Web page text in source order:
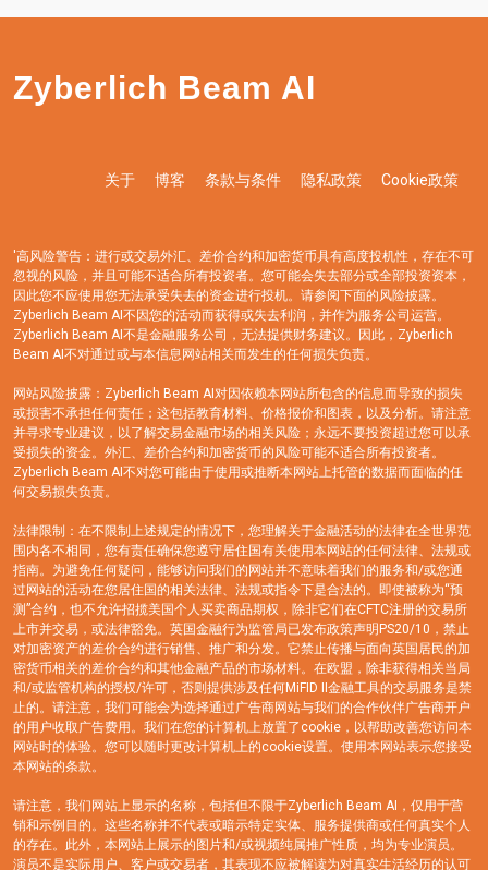
Zyberlich Beam AI
关于 博客 条款与条件 隐私政策 Cookie政策
'高风险警告：进行或交易外汇、差价合约和加密货币具有高度投机性，存在不可
忽视的风险，并且可能不适合所有投资者。您可能会失去部分或全部投资资本，
因此您不应使用您无法承受失去的资金进行投机。请参阅下面的风险披露。
Zyberlich Beam AI不因您的活动而获得或失去利润，并作为服务公司运营。
Zyberlich Beam AI不是金融服务公司，无法提供财务建议。因此，Zyberlich
Beam AI不对通过或与本信息网站相关而发生的任何损失负责。
网站风险披露：Zyberlich Beam AI对因依赖本网站所包含的信息而导致的损失
或损害不承担任何责任；这包括教育材料、价格报价和图表，以及分析。请注意
并寻求专业建议，以了解交易金融市场的相关风险；永远不要投资超过您可以承
受损失的资金。外汇、差价合约和加密货币的风险可能不适合所有投资者。
Zyberlich Beam AI不对您可能由于使用或推断本网站上托管的数据而面临的任
何交易损失负责。
法律限制：在不限制上述规定的情况下，您理解关于金融活动的法律在全世界范
围内各不相同，您有责任确保您遵守居住国有关使用本网站的任何法律、法规或
指南。为避免任何疑问，能够访问我们的网站并不意味着我们的服务和/或您通
过网站的活动在您居住国的相关法律、法规或指令下是合法的。即使被称为“预
测”合约，也不允许招揽美国个人买卖商品期权，除非它们在CFTC注册的交易所
上市并交易，或法律豁免。英国金融行为监管局已发布政策声明PS20/10，禁止
对加密资产的差价合约进行销售、推广和分发。它禁止传播与面向英国居民的加
密货币相关的差价合约和其他金融产品的市场材料。在欧盟，除非获得相关当局
和/或监管机构的授权/许可，否则提供涉及任何MiFID II金融工具的交易服务是禁
止的。请注意，我们可能会为选择通过广告商网站与我们的合作伙伴广告商开户
的用户收取广告费用。我们在您的计算机上放置了cookie，以帮助改善您访问本
网站时的体验。您可以随时更改计算机上的cookie设置。使用本网站表示您接受
本网站的条款。
请注意，我们网站上显示的名称，包括但不限于Zyberlich Beam AI，仅用于营
销和示例目的。这些名称并不代表或暗示特定实体、服务提供商或任何真实个人
的存在。此外，本网站上展示的图片和/或视频纯属推广性质，均为专业演员。
演员不是实际用户、客户或交易者，其表现不应被解读为对真实生活经历的认可